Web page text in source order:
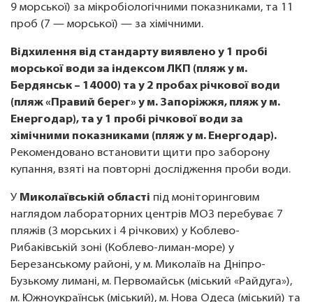
9 морської) за мікробіологічними показниками, та 11
проб (7 — морської) — за хімічними.
Відхилення від стандарту виявлено у 1 пробі
морської води за індексом ЛКП (пляж у м.
Бердянськ – 14000) та у 2 пробах річкової води
(пляж «Правий берег» у м. Запоріжжя, пляж у м.
Енергодар), та у 1 пробі річкової води за
хімічними показниками (пляж у м. Енергодар).
Рекомендовано встановити щити про заборону
купання, взяті на повторні дослідження проби води.
У Миколаївській області під моніторинговим
наглядом лабораторних центрів МОЗ перебуває 7
пляжів (3 морських і 4 річкових) у Коблево-
Рибаківській зоні (Коблево-лиман-море) у
Березанському районі, у м. Миколаїв на Дніпро-
Бузькому лимані, м. Первомайськ (міський «Райдуга»),
м. Южноукраїнськ (міський), м. Нова Одеса (міський) та